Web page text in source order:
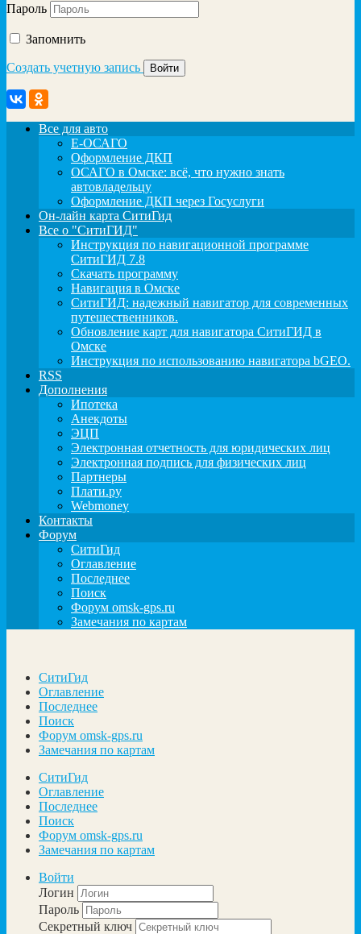
Пароль
Запомнить
Создать учетную запись
Все для авто
Е-ОСАГО
Оформление ДКП
ОСАГО в Омске: всё, что нужно знать
автовладельцу
Оформление ДКП через Госуслуги
Он-лайн карта СитиГид
Все о "СитиГИД"
Инструкция по навигационной программе
СитиГИД 7.8
Скачать программу
Навигация в Омске
СитиГИД: надежный навигатор для современных
путешественников.
Обновление карт для навигатора СитиГИД в
Омске
Инструкция по использованию навигатора bGEO.
RSS
Дополнения
Ипотека
Анекдоты
ЭЦП
Электронная отчетность для юридических лиц
Электронная подпись для физических лиц
Партнеры
Плати.ру
Webmoney
Контакты
Форум
СитиГид
Оглавление
Последнее
Поиск
Форум omsk-gps.ru
Замечания по картам
СитиГид
Оглавление
Последнее
Поиск
Форум omsk-gps.ru
Замечания по картам
СитиГид
Оглавление
Последнее
Поиск
Форум omsk-gps.ru
Замечания по картам
Войти
Логин
Пароль
Секретный ключ